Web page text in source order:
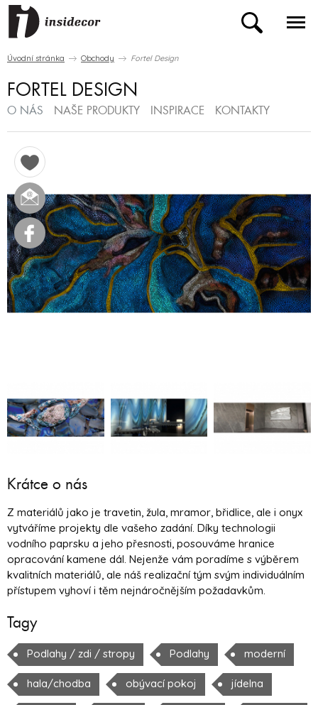
Úvodní stránka Obchody Fortel Design
FORTEL DESIGN
O NÁS NAŠE PRODUKTY INSPIRACE KONTAKTY
Krátce o nás
Z materiálů jako je travetin, žula, mramor, břidlice, ale i onyx
vytváříme projekty dle vašeho zadání. Díky technologii
vodního paprsku a jeho přesnosti, posouváme hranice
opracování kamene dál. Nejenže vám poradíme s výběrem
kvalitních materiálů, ale náš realizační tým svým individuálním
přístupem vyhoví i těm nejnáročnějším požadavkům.
Tagy
Podlahy / zdi / stropy Podlahy moderní
hala/chodba obývací pokoj jídelna